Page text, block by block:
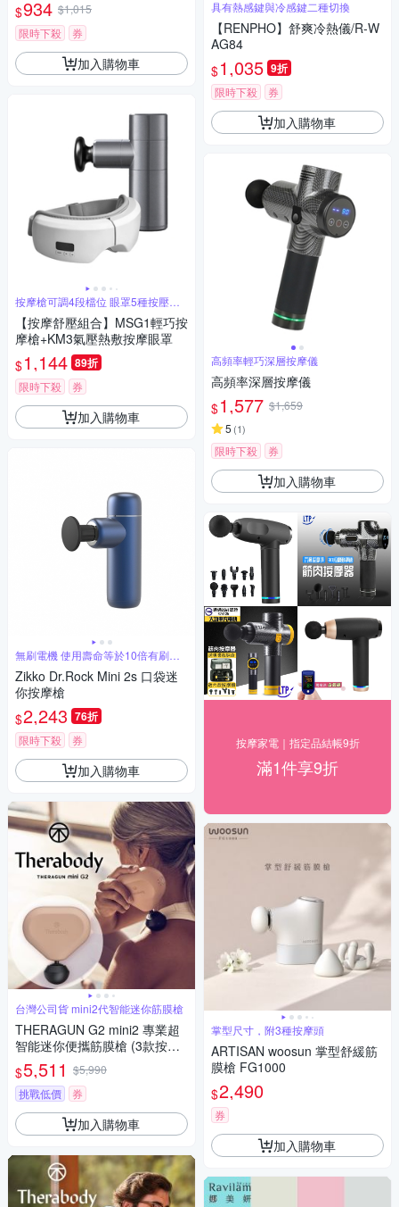
$934 $1,015
限時下殺
券
加入購物車
按摩槍可調4段檔位 眼罩5種按壓模
式
【按摩舒壓組合】MSG1輕巧按
摩槍+KM3氣壓熱敷按摩眼罩
$1,144 89折
限時下殺 券
加入購物車
無刷電機 使用壽命等於10倍有刷電
機
Zikko Dr.Rock Mini 2s 口袋迷
你按摩槍
$2,243 76折
限時下殺 券
加入購物車
台灣公司貨 mini2代智能迷你筋膜槍
THERAGUN G2 mini2 專業超
智能迷你便攜筋膜槍 (3款按摩
頭/12mm振幅/9kg推力) 砂岩玫
瑰粉
$5,511 $5,990
挑戰低價
券
加入購物車
具有熱感鍵與冷感鍵二種切換
【RENPHO】舒爽冷熱儀/R-W
AG84
$1,035 9折
限時下殺 券
加入購物車
高頻率輕巧深層按摩儀
高頻率深層按摩儀
$1,577 $1,659
5 (1)
限時下殺 券
加入購物車
按摩家電｜指定品結帳9折
滿1件享9折
掌型尺寸，附3種按摩頭
ARTISAN woosun 掌型舒緩筋
膜槍 FG1000
$2,490
券
加入購物車